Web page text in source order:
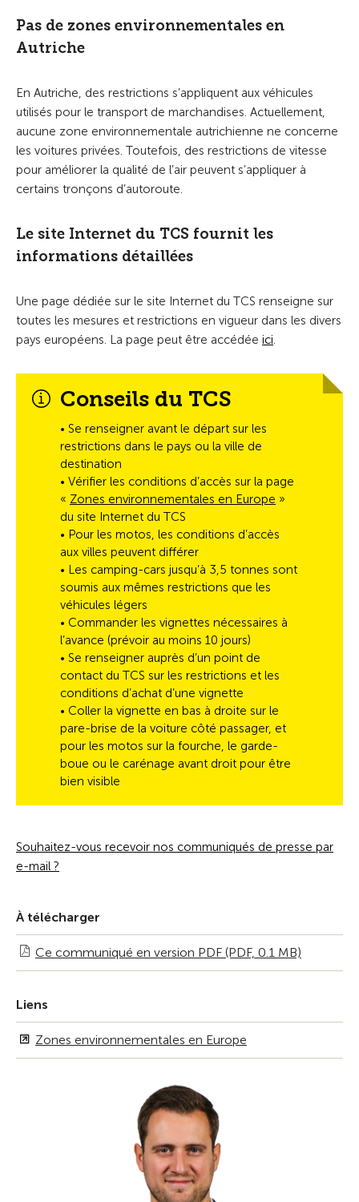
Pas de zones environnementales en
Autriche
En Autriche, des restrictions s’appliquent aux véhicules
utilisés pour le transport de marchandises. Actuellement,
aucune zone environnementale autrichienne ne concerne
les voitures privées. Toutefois, des restrictions de vitesse
pour améliorer la qualité de l’air peuvent s’appliquer à
certains tronçons d’autoroute.
Le site Internet du TCS fournit les
informations détaillées
Une page dédiée sur le site Internet du TCS renseigne sur
toutes les mesures et restrictions en vigueur dans les divers
pays européens. La page peut être accédée ici.
Conseils du TCS
• Se renseigner avant le départ sur les
restrictions dans le pays ou la ville de
destination
• Vérifier les conditions d’accès sur la page
« Zones environnementales en Europe »
du site Internet du TCS
• Pour les motos, les conditions d’accès
aux villes peuvent différer
• Les camping-cars jusqu’à 3,5 tonnes sont
soumis aux mêmes restrictions que les
véhicules légers
• Commander les vignettes nécessaires à
l’avance (prévoir au moins 10 jours)
• Se renseigner auprès d’un point de
contact du TCS sur les restrictions et les
conditions d’achat d’une vignette
• Coller la vignette en bas à droite sur le
pare-brise de la voiture côté passager, et
pour les motos sur la fourche, le garde-
boue ou le carénage avant droit pour être
bien visible
Souhaitez-vous recevoir nos communiqués de presse par
e-mail ?
À télécharger
Ce communiqué en version PDF (PDF, 0.1 MB)
Liens
Zones environnementales en Europe